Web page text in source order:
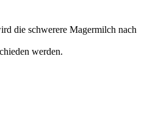
die schwerere Magermilch nach
werden.